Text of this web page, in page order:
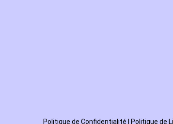
Politique de Confidentialité Politique de